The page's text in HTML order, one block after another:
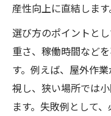
産性向上に直結します
選び方のポイントと
重さ、稼働時間など
す。例えば、屋外作
視し、狭い場所では
ます。失敗例として